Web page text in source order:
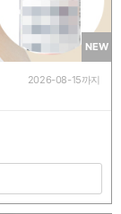
NEW
2026-08-15까지